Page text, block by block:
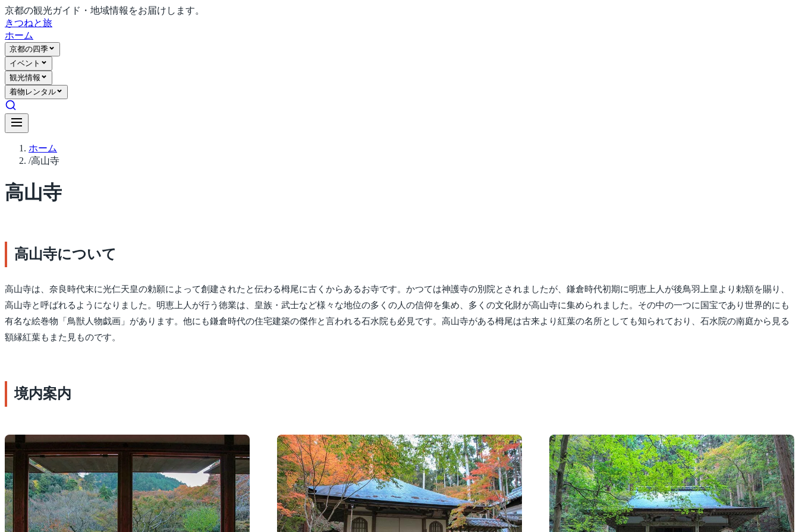
京都の観光ガイド・地域情報をお届けします。
きつねと旅
ホーム
京都の四季
イベント
観光情報
着物レンタル
ホーム
/高山寺
高山寺
高山寺について
高山寺は、奈良時代末に光仁天皇の勅願によって創建されたと伝わる栂尾に古くからあるお寺です。かつては神護寺の別院とされましたが、鎌倉時代初期に明恵上人が後鳥羽上皇より勅額を賜り、
高山寺と呼ばれるようになりました。明恵上人が行う徳業は、皇族・武士など様々な地位の多くの人の信仰を集め、多くの文化財が高山寺に集められました。その中の一つに国宝であり世界的にも
有名な絵巻物「鳥獣人物戯画」があります。他にも鎌倉時代の住宅建築の傑作と言われる石水院も必見です。高山寺がある栂尾は古来より紅葉の名所としても知られており、石水院の南庭から見る
額縁紅葉もまた見ものです。
境内案内